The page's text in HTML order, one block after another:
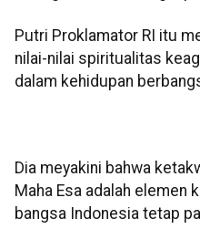
Putri Proklamator RI itu
nilai-nilai spiritualitas
dalam kehidupan
Dia meyakini bahwa
Maha Esa adalah elemen
bangsa Indonesia tetap